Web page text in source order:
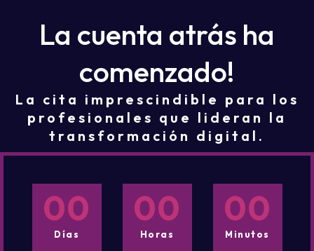
La cuenta atrás ha
comenzado!
La cita imprescindible para los
profesionales que lideran la
transformación digital.
00
Días
00
Horas
00
Minutos